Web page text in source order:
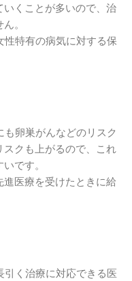
いくことが多いので、治
。
性特有の病気に対する保
卵巣がんなどのリスク
スクも上がるので、これ
です。
医療を受けたときに給
く治療に対応できる医